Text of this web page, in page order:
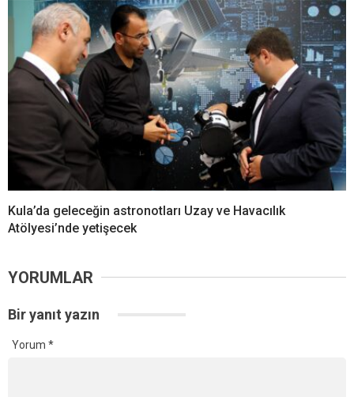
Kula’da geleceğin astronotları Uzay ve Havacılık
Atölyesi’nde yetişecek
YORUMLAR
Bir yanıt yazın
Yorum *